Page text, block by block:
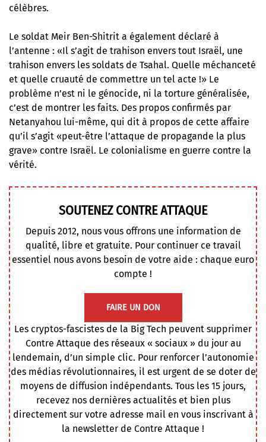
célèbres.
Le soldat Meir Ben-Shitrit a également déclaré à
l’antenne : «Il s’agit de trahison envers tout Israël, une
trahison envers les soldats de Tsahal. Quelle méchanceté
et quelle cruauté de commettre un tel acte !» Le
problème n’est ni le génocide, ni la torture généralisée,
c’est de montrer les faits. Des propos confirmés par
Netanyahou lui-même, qui dit à propos de cette affaire
qu’il s’agit «peut-être l’attaque de propagande la plus
grave» contre Israël. Le colonialisme en guerre contre la
vérité.
SOUTENEZ CONTRE ATTAQUE
Depuis 2012, nous vous offrons une information de
qualité, libre et gratuite. Pour continuer ce travail
essentiel nous avons besoin de votre aide : chaque euro
compte !
FAIRE UN DON
Les cryptos-fascistes de la Big Tech peuvent supprimer
Contre Attaque des réseaux « sociaux » du jour au
lendemain, d’un simple clic. Pour renforcer l’autonomie
des médias révolutionnaires, il est urgent de se doter de
moyens de diffusion indépendants. Tous les 15 jours,
recevez nos dernières actualités et bien plus
directement sur votre adresse mail en vous inscrivant à
la newsletter de Contre Attaque !